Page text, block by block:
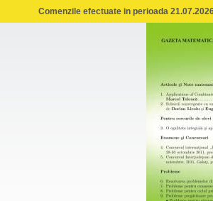
Comenzile efectuate in perioada